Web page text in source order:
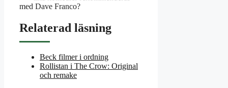
med Dave Franco?
Relaterad läsning
Beck filmer i ordning
Rollistan i The Crow: Original
och remake